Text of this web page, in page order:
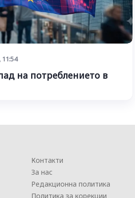
11:54
на потреблението в
Контакти
За нас
Редакционна политика
Политика за корекции